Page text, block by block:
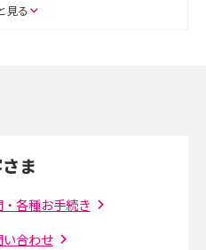
や楽しみ方を解説
ごとの影響や復活・復元する方法も
デメリット、利用までの流れを解説
見る
ま
各種お手続き
合わせ